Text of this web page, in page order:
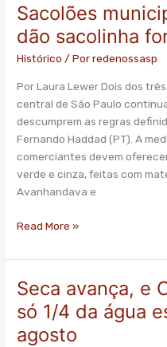
Sacolões
dão sacolinha
Histórico / Porredenossasp
Por Laura Lewer Dois dos
central de São Paulo
descumprem as regras
Fernando Haddad (PT). A
comerciantes devem
verde e cinza, feitas com
Avanhandava e
Sacolões
municipais
de
São
Read More »
Seca avança, e
só 1/4 da água
agosto
Seca
avança,
e
Cantareira